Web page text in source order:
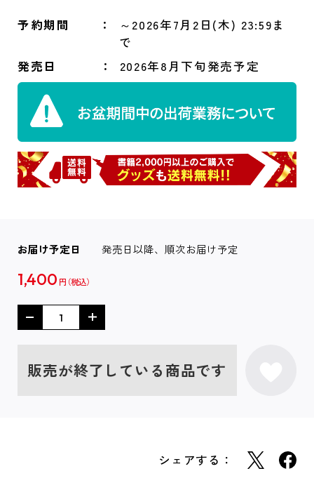
予約期間
～2026年7月2日(木) 23:59ま
で
発売日
2026年8月下旬発売予定
お届け予定日 発売日以降、順次お届け予定
1,400 円
販売が終了している商品です
シェアする：